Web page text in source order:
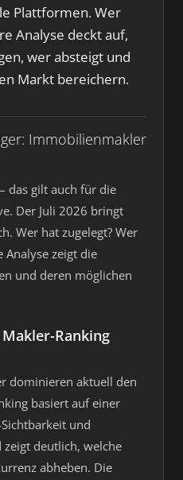
Plattformen. Wer
Analyse deckt auf,
wer absteigt und
Markt bereichern.
Immobilienmakler
das gilt auch für die
Der Juli 2026 bringt
Wer hat zugelegt? Wer
Analyse zeigt die
und deren möglichen
Ranking
dominieren aktuell den
basiert auf einer
und
deutlich, welche
abheben. Die